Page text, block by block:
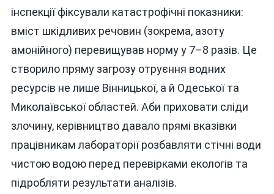
інспекції фіксували катастрофічні показники:
вміст шкідливих речовин (зокрема, азоту
амонійного) перевищував норму у 7–8 разів. Це
створило пряму загрозу отруєння водних
ресурсів не лише Вінницької, а й Одеської та
Миколаївської областей. Аби приховати сліди
злочину, керівництво давало прямі вказівки
працівникам лабораторії розбавляти стічні води
чистою водою перед перевірками екологів та
підробляти результати аналізів.